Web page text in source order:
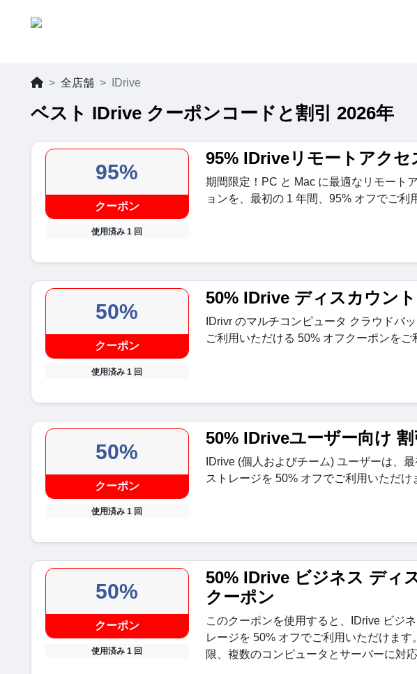
全店舗 IDrive
ベスト IDrive クーポンコードと割引 2026年
95%
クーポン
使用済み 1 回
95% IDriveリモートアクセ
期間限定！PC と Mac に最適なリモート
ョンを、最初の 1 年間、95% オフでご利
50%
クーポン
使用済み 1 回
50% IDrive ディスカウン
IDrivr のマルチコンピュータ クラウドバ
ご利用いただける 50% オフクーポンをご
50%
クーポン
使用済み 1 回
50% IDriveユーザー向け
IDrive (個人およびチーム) ユーザーは、
ストレージを 50% オフでご利用いただけ
50%
クーポン
使用済み 1 回
50% IDrive ビジネス ディ
クーポン
このクーポンを使用すると、IDrive ビジ
レージを 50% オフでご利用いただけます
限、複数のコンピュータとサーバーに対応